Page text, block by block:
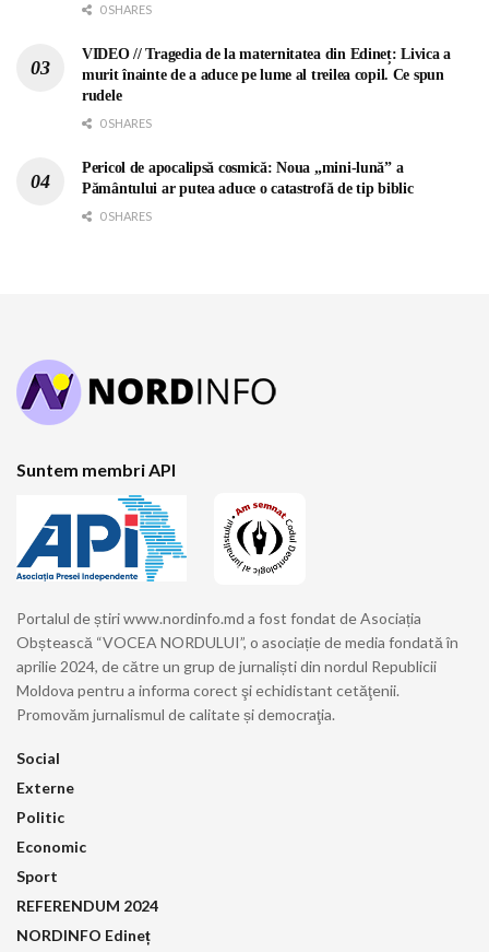
0 SHARES
VIDEO // Tragedia de la maternitatea din Edineț: Livica a
murit înainte de a aduce pe lume al treilea copil. Ce spun
rudele
0 SHARES
Pericol de apocalipsă cosmică: Noua „mini-lună” a
Pământului ar putea aduce o catastrofă de tip biblic
0 SHARES
Suntem membri API
Portalul de știri www.nordinfo.md a fost fondat de Asociația
Obștească “VOCEA NORDULUI”, o asociație de media fondată în
aprilie 2024, de către un grup de jurnaliști din nordul Republicii
Moldova pentru a informa corect şi echidistant cetăţenii.
Promovăm jurnalismul de calitate și democraţia.
Social
Externe
Politic
Economic
Sport
REFERENDUM 2024
NORDINFO Edineț